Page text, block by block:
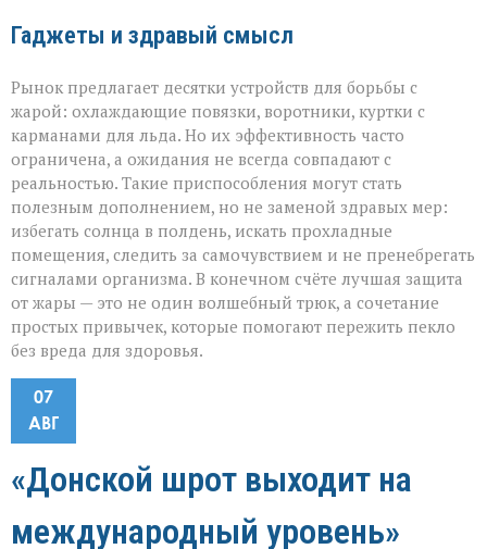
Гаджеты и здравый смысл
Рынок предлагает десятки устройств для борьбы с
жарой: охлаждающие повязки, воротники, куртки с
карманами для льда. Но их эффективность часто
ограничена, а ожидания не всегда совпадают с
реальностью. Такие приспособления могут стать
полезным дополнением, но не заменой здравых мер:
избегать солнца в полдень, искать прохладные
помещения, следить за самочувствием и не пренебрегать
сигналами организма. В конечном счёте лучшая защита
от жары — это не один волшебный трюк, а сочетание
простых привычек, которые помогают пережить пекло
без вреда для здоровья.
07
АВГ
«Донской шрот выходит на
международный уровень»